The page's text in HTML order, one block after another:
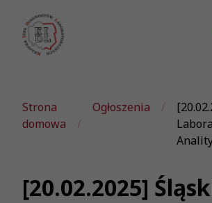
Strona
domowa
Ogłoszenia
[20.02.2025]